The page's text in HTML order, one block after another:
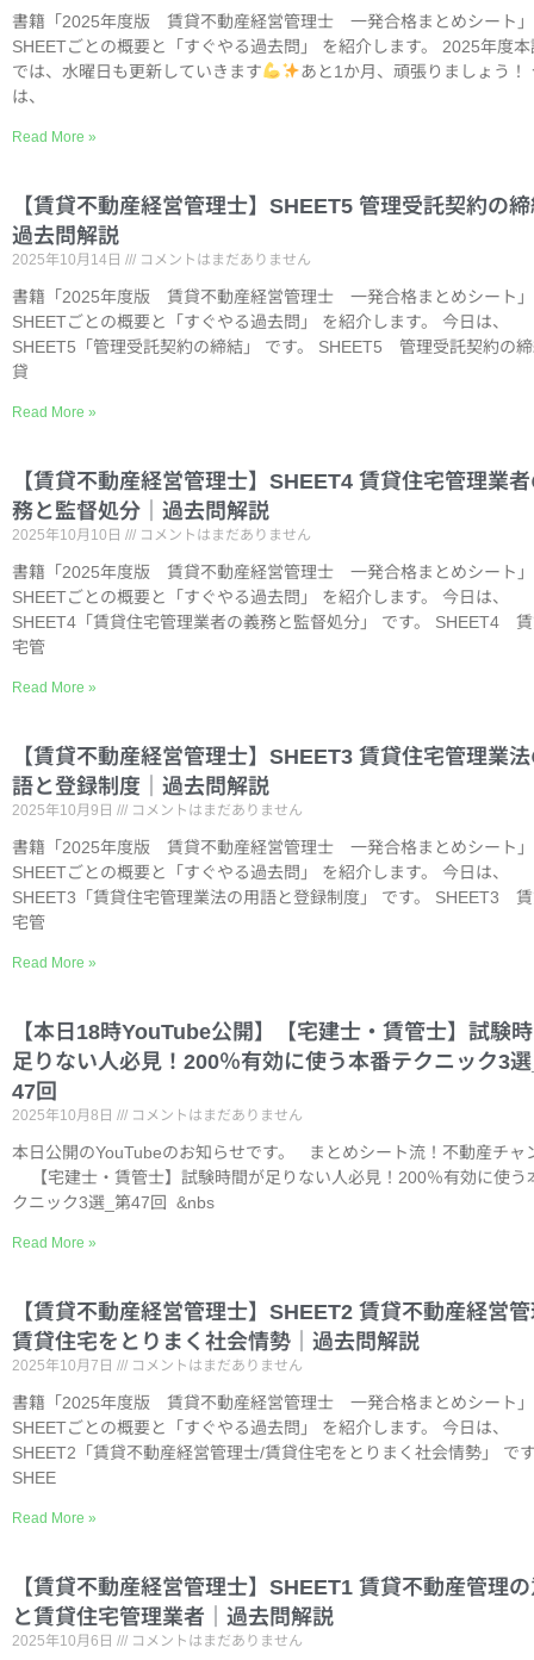
書籍「2025年度版 賃貸不動産経営管理士 一発合格まとめシート
SHEETごとの概要と「すぐやる過去問」 を紹介します。 2025年度
では、水曜日も更新していきます
あと1か月、頑張りましょう！
は、
Read More »
【賃貸不動産経営管理士】SHEET5 管理受託契約の
過去問解説
2025年10月14日 コメントはまだありません
書籍「2025年度版 賃貸不動産経営管理士 一発合格まとめシート
SHEETごとの概要と「すぐやる過去問」 を紹介します。 今日は、
SHEET5「管理受託契約の締結」 です。 SHEET5 管理受託契約の
貸
Read More »
【賃貸不動産経営管理士】SHEET4 賃貸住宅管理業
務と監督処分｜過去問解説
2025年10月10日 コメントはまだありません
書籍「2025年度版 賃貸不動産経営管理士 一発合格まとめシート
SHEETごとの概要と「すぐやる過去問」 を紹介します。 今日は、
SHEET4「賃貸住宅管理業者の義務と監督処分」 です。 SHEET4
宅管
Read More »
【賃貸不動産経営管理士】SHEET3 賃貸住宅管理業
語と登録制度｜過去問解説
2025年10月9日 コメントはまだありません
書籍「2025年度版 賃貸不動産経営管理士 一発合格まとめシート
SHEETごとの概要と「すぐやる過去問」 を紹介します。 今日は、
SHEET3「賃貸住宅管理業法の用語と登録制度」 です。 SHEET3
宅管
Read More »
【本日18時YouTube公開】【宅建士・賃管士】試験
足りない人必見！200％有効に使う本番テクニック3
47回
2025年10月8日 コメントはまだありません
本日公開のYouTubeのお知らせです。 まとめシート流！不動産チャ
【宅建士・賃管士】試験時間が足りない人必見！200％有効に使う
クニック3選_第47回 &nbs
Read More »
【賃貸不動産経営管理士】SHEET2 賃貸不動産経営
賃貸住宅をとりまく社会情勢｜過去問解説
2025年10月7日 コメントはまだありません
書籍「2025年度版 賃貸不動産経営管理士 一発合格まとめシート
SHEETごとの概要と「すぐやる過去問」 を紹介します。 今日は、
SHEET2「賃貸不動産経営管理士/賃貸住宅をとりまく社会情勢」 で
SHEE
Read More »
【賃貸不動産経営管理士】SHEET1 賃貸不動産管理
と賃貸住宅管理業者｜過去問解説
2025年10月6日 コメントはまだありません